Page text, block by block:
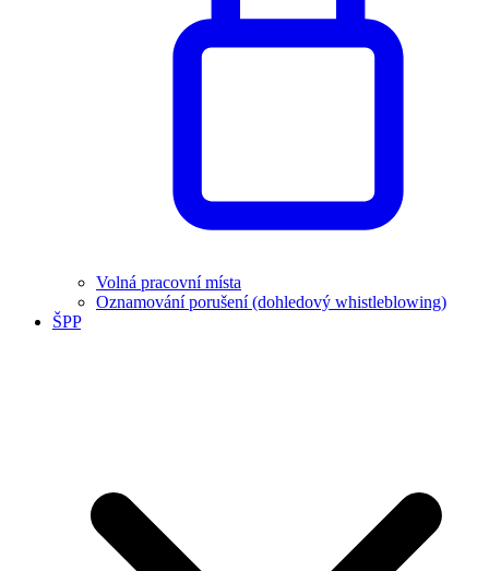
Volná pracovní místa
Oznamování porušení (dohledový whistleblowing)
ŠPP